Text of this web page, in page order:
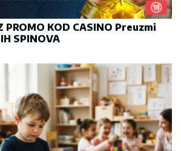
PROMO KOD CASINO Preuzmi
SPINOVA